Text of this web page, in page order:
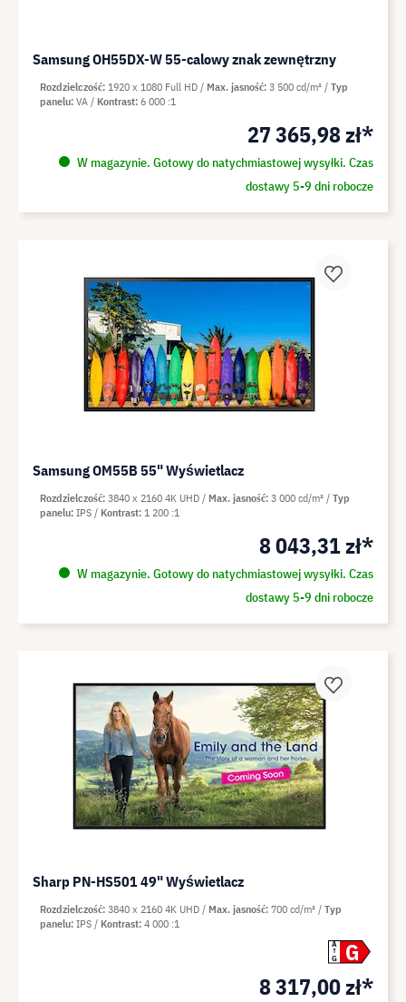
Samsung OH55DX-W 55-calowy znak zewnętrzny
27 365,98 zł*
W magazynie. Gotowy do natychmiastowej wysyłki. Czas
dostawy 5-9 dni robocze
Rozdzielczość 1920 x 1080 Full HD Max. jasność 3 500 cd/m²
Typ
panelu VA Kontrast 6 000 :1
Samsung OM55B 55" Wyświetlacz
8 043,31 zł*
W magazynie. Gotowy do natychmiastowej wysyłki. Czas
dostawy 5-9 dni robocze
Rozdzielczość 3840 x 2160 4K UHD Max. jasność 3 000 cd/m²
Typ
panelu IPS Kontrast 1 200 :1
Sharp PN-HS501 49" Wyświetlacz
A
G
G
8 317,00 zł*
Rozdzielczość 3840 x 2160 4K UHD Max. jasność 700 cd/m²
Typ
panelu IPS Kontrast 4 000 :1